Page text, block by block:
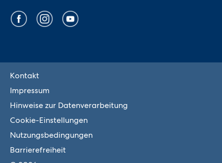
Kontakt
Impressum
Hinweise zur Datenverarbeitung
Cookie-Einstellungen
Nutzungsbedingungen
Barrierefreiheit